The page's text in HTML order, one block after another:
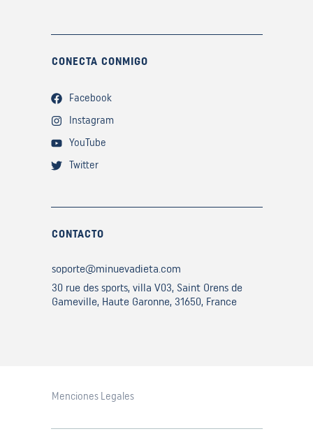
CONECTA CONMIGO
Facebook
Instagram
YouTube
Twitter
CONTACTO
soporte@minuevadieta.com
30 rue des sports, villa V03, Saint Orens de
Gameville, Haute Garonne, 31650, France
Menciones Legales